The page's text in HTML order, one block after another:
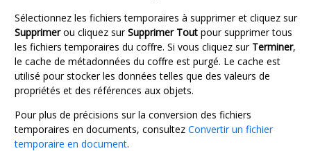
Sélectionnez les fichiers temporaires à supprimer et cliquez sur
Supprimerou cliquez surSupprimer Tout pour supprimer tous
les fichiers temporaires du coffre. Si vous cliquez sur Terminer,
le cache de métadonnées du coffre est purgé. Le cache est
utilisé pour stocker les données telles que des valeurs de
propriétés et des références aux objets.
Pour plus de précisions sur la conversion des fichiers
temporaires en documents, consultez Convertir un fichier
temporaire en document.